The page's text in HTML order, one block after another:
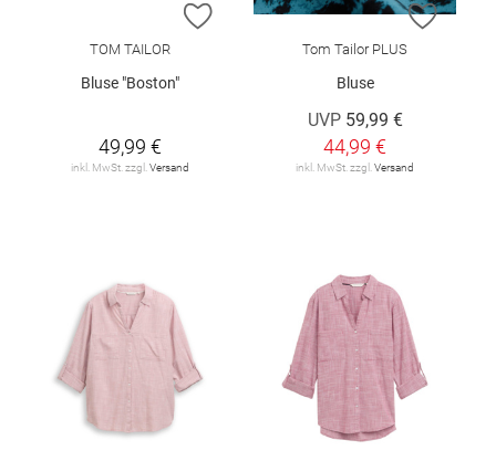
ZUR WUNSCHLISTE HINZUFÜGEN
TOM TAILOR
Bluse "Boston"
49,99 €
inkl. MwSt. zzgl. Versand
ZUR
Tom Tailor PLUS
Bluse
UVP 59,99 €
44,99 €
inkl. MwSt. zzgl. Versand